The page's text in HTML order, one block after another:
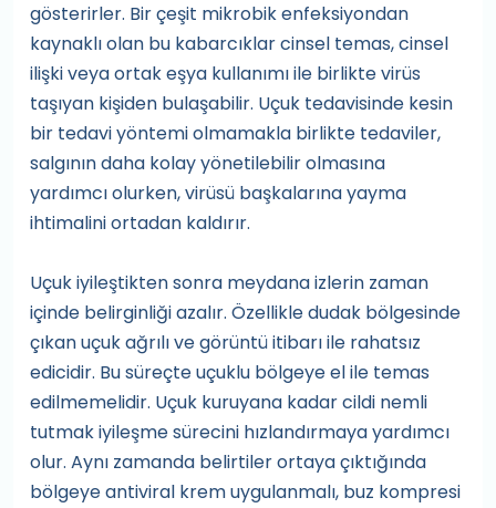
gösterirler. Bir çeşit mikrobik enfeksiyondan
kaynaklı olan bu kabarcıklar cinsel temas, cinsel
ilişki veya ortak eşya kullanımı ile birlikte virüs
taşıyan kişiden bulaşabilir. Uçuk tedavisinde kesin
bir tedavi yöntemi olmamakla birlikte tedaviler,
salgının daha kolay yönetilebilir olmasına
yardımcı olurken, virüsü başkalarına yayma
ihtimalini ortadan kaldırır.
Uçuk iyileştikten sonra meydana izlerin zaman
içinde belirginliği azalır. Özellikle dudak bölgesinde
çıkan uçuk ağrılı ve görüntü itibarı ile rahatsız
edicidir. Bu süreçte uçuklu bölgeye el ile temas
edilmemelidir. Uçuk kuruyana kadar cildi nemli
tutmak iyileşme sürecini hızlandırmaya yardımcı
olur. Aynı zamanda belirtiler ortaya çıktığında
bölgeye antiviral krem uygulanmalı, buz kompresi